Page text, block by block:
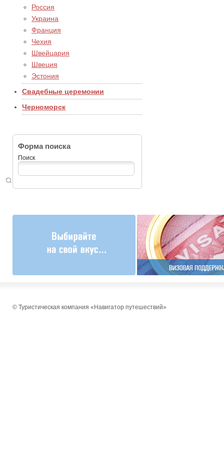
Россия
Украина
Франция
Чехия
Швейцария
Швеция
Эстония
Свадебные церемонии
Черноморск
Форма поиска
Поиск
© Туристическая компания «Навигатор путешествий»